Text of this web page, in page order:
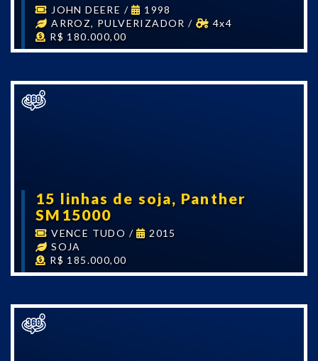
JOHN DEERE /
1998
ARROZ, PULVERIZADOR /
4x4
R$ 180.000,00
15 linhas de soja, Panther
SM15000
VENCE TUDO /
2015
SOJA
R$ 185.000,00